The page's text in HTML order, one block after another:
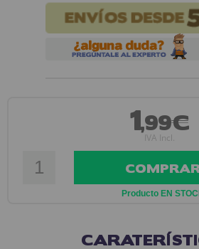
1,99€
IVA Incl.
COMPRAR
Producto EN